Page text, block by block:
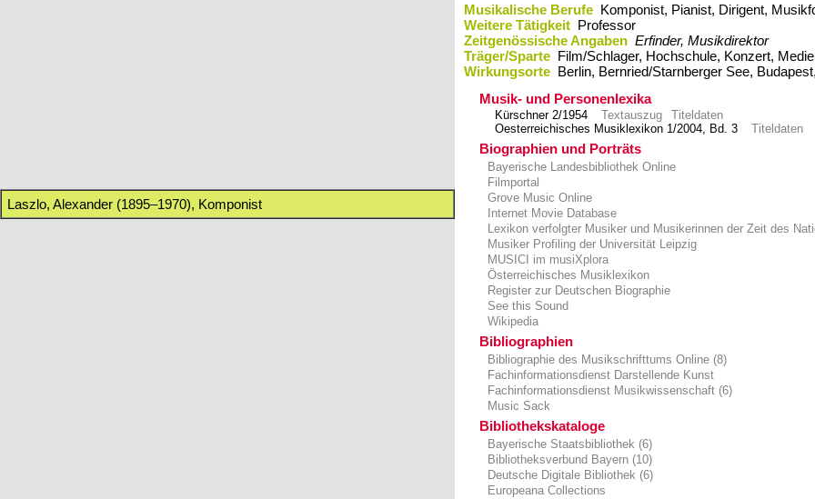
Laszlo, Alexander (1895–1970), Komponist
Musikalische Berufe Komponist, Pianist, Dirigent,
Weitere Tätigkeit Professor
Zeitgenössische Angaben Erfinder, Musikdirektor
Träger/Sparte Film/Schlager, Hochschule, Konzert,
Wirkungsorte Berlin,​ Bernried/Starnberger See,​
Musik- und Personenlexika
Kürschner 2/1954 Textauszug
Titeldaten
Oesterreichisches Musiklexikon 1/2004, Bd. 3
Titeldaten
Biographien und Porträts
Bayerische Landesbibliothek Online
Filmportal
Grove Music Online
Internet Movie Database
Lexikon verfolgter Musiker und Musikerinnen der Zeit des
Musiker Profiling der Universität Leipzig
MUSICI im musiXplora
Österreichisches Musiklexikon
Register zur Deutschen Biographie
See this Sound
Wikipedia
Bibliographien
Bibliographie des Musikschrifttums Online (8)
Fachinformationsdienst Darstellende Kunst
Fachinformationsdienst Musikwissenschaft (6)
Music Sack
Bibliothekskataloge
Bayerische Staatsbibliothek (6)
Bibliotheksverbund Bayern (10)
Deutsche Digitale Bibliothek (6)
Europeana Collections